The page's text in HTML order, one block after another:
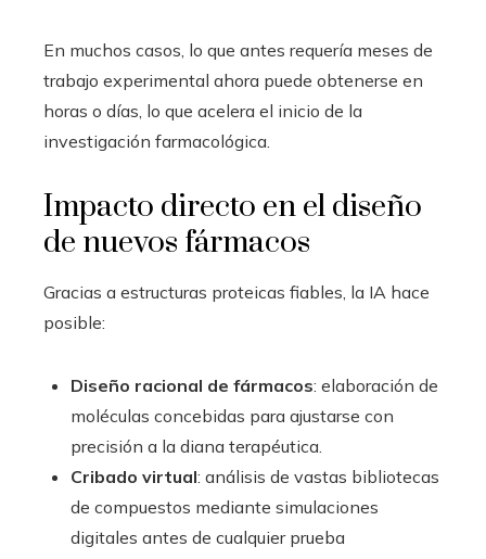
En muchos casos, lo que antes requería meses de
trabajo experimental ahora puede obtenerse en
horas o días, lo que acelera el inicio de la
investigación farmacológica.
Impacto directo en el diseño
de nuevos fármacos
Gracias a estructuras proteicas fiables, la IA hace
posible:
Diseño racional de fármacos: elaboración de
moléculas concebidas para ajustarse con
precisión a la diana terapéutica.
Cribado virtual: análisis de vastas bibliotecas
de compuestos mediante simulaciones
digitales antes de cualquier prueba